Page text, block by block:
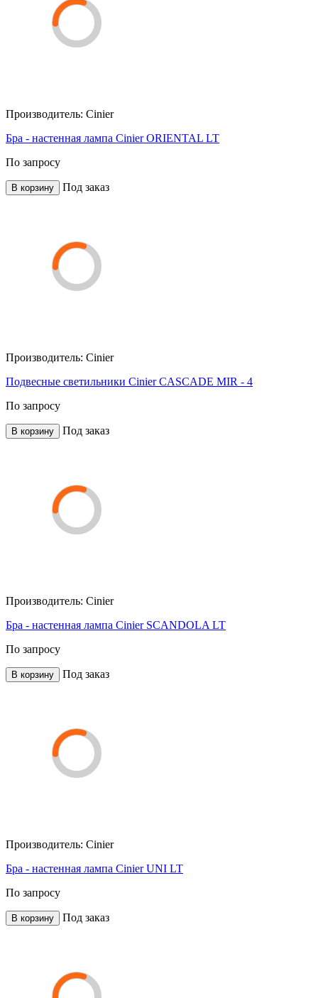
Производитель: Cinier
Бра - настенная лампа Cinier ORIENTAL LT
По запросу
В корзину Под заказ
Производитель: Cinier
Подвесные светильники Cinier CASCADE MIR - 4
По запросу
В корзину Под заказ
Производитель: Cinier
Бра - настенная лампа Cinier SCANDOLA LT
По запросу
В корзину Под заказ
Производитель: Cinier
Бра - настенная лампа Cinier UNI LT
По запросу
В корзину Под заказ